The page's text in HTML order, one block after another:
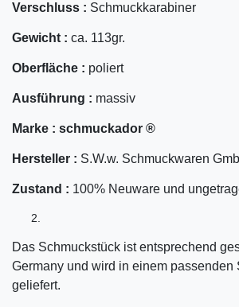
Verschluss : Schmuckkarabiner
Gewicht : ca. 113gr.
Oberfläche : poliert
Ausführung : massiv
Marke : schmuckador ®
Hersteller : S.W.w. Schmuckwaren
Zustand : 100% Neuware und
Das Schmuckstück ist entsprechend
Germany und wird in einem passenden
geliefert.